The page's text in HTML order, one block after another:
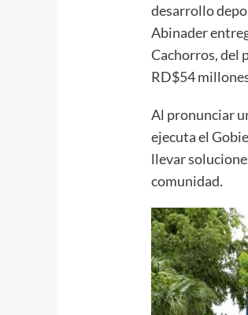
desarrollo
Abinader
Cachorros, del
RD$54
Al pronunciar
ejecuta el
llevar
comunidad.